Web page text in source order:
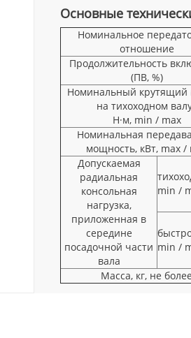
Основные
Номинальное
отношение
Продолжительность
(ПВ, %)
Номинальный крутящий
на тихоходном
Н·м, min / max
Номинальная
мощность, кВт, max /
Допускаемая
радиальная
консольная
нагрузка,
приложенная в
середине
посадочной части
вала
min /
min /
Масса, кг, не более